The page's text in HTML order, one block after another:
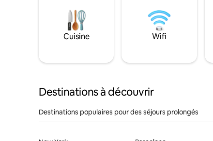
Cuisine Wifi
Destinations à découvrir
Destinations populaires pour des séjours prolongés